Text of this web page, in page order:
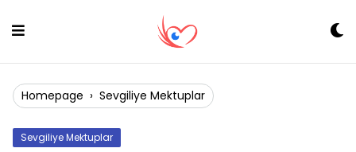
Homepage › Sevgiliye Mektuplar
Sevgiliye Mektuplar